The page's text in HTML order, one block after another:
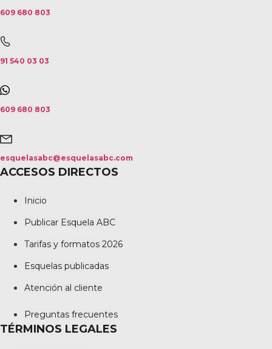
609 680 803
91 540 03 03
609 680 803
esquelasabc@esquelasabc.com
ACCESOS DIRECTOS
Inicio
Publicar Esquela ABC
Tarifas y formatos 2026
Esquelas publicadas
Atención al cliente
Preguntas frecuentes
TÉRMINOS LEGALES